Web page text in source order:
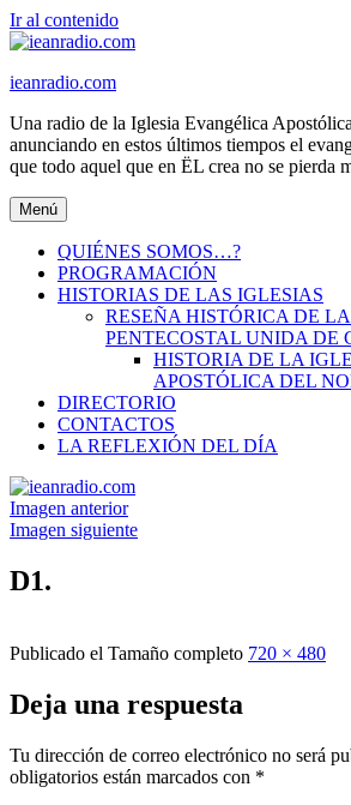
Ir al contenido
ieanradio.com
Una radio de la Iglesia Evangélica
anunciando en estos últimos tiempos el
que todo aquel que en ËL crea no se pierda
Menú
QUIÉNES SOMOS…?
PROGRAMACIÓN
HISTORIAS DE LAS IGLESIAS
RESEÑA HISTÓRICA DE
PENTECOSTAL UNIDA DE
HISTORIA DE LA
APOSTÓLICA DEL
DIRECTORIO
CONTACTOS
LA REFLEXIÓN DEL DÍA
Imagen anterior
Imagen siguiente
D1.
Publicado el Tamaño completo 720 × 480
Deja una respuesta
Tu dirección de correo electrónico no será
obligatorios están marcados con *